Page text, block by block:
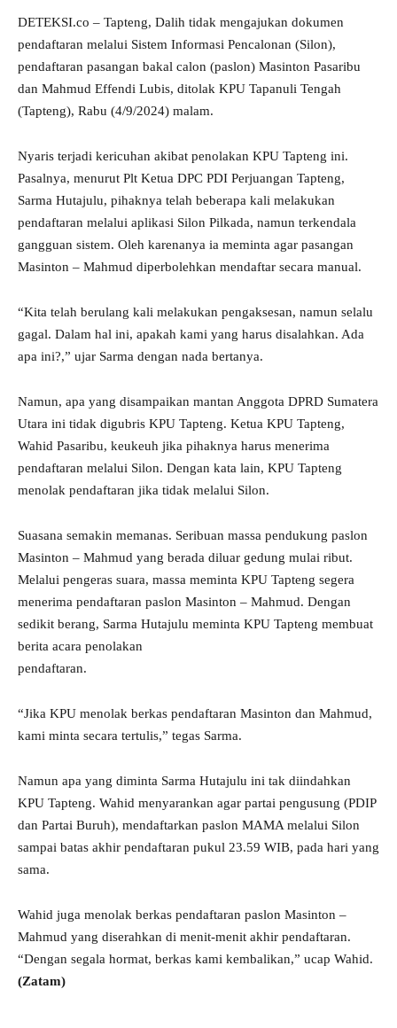
DETEKSI.co – Tapteng, Dalih tidak mengajukan dokumen
pendaftaran melalui Sistem Informasi Pencalonan (Silon),
pendaftaran pasangan bakal calon (paslon) Masinton Pasaribu
dan Mahmud Effendi Lubis, ditolak KPU Tapanuli Tengah
(Tapteng), Rabu (4/9/2024) malam.
Nyaris terjadi kericuhan akibat penolakan KPU Tapteng ini.
Pasalnya, menurut Plt Ketua DPC PDI Perjuangan Tapteng,
Sarma Hutajulu, pihaknya telah beberapa kali melakukan
pendaftaran melalui aplikasi Silon Pilkada, namun terkendala
gangguan sistem. Oleh karenanya ia meminta agar pasangan
Masinton – Mahmud diperbolehkan mendaftar secara manual.
“Kita telah berulang kali melakukan pengaksesan, namun selalu
gagal. Dalam hal ini, apakah kami yang harus disalahkan. Ada
apa ini?,” ujar Sarma dengan nada bertanya.
Namun, apa yang disampaikan mantan Anggota DPRD Sumatera
Utara ini tidak digubris KPU Tapteng. Ketua KPU Tapteng,
Wahid Pasaribu, keukeuh jika pihaknya harus menerima
pendaftaran melalui Silon. Dengan kata lain, KPU Tapteng
menolak pendaftaran jika tidak melalui Silon.
Suasana semakin memanas. Seribuan massa pendukung paslon
Masinton – Mahmud yang berada diluar gedung mulai ribut.
Melalui pengeras suara, massa meminta KPU Tapteng segera
menerima pendaftaran paslon Masinton – Mahmud. Dengan
sedikit berang, Sarma Hutajulu meminta KPU Tapteng membuat
berita acara penolakan
pendaftaran.
“Jika KPU menolak berkas pendaftaran Masinton dan Mahmud,
kami minta secara tertulis,” tegas Sarma.
Namun apa yang diminta Sarma Hutajulu ini tak diindahkan
KPU Tapteng. Wahid menyarankan agar partai pengusung (PDIP
dan Partai Buruh), mendaftarkan paslon MAMA melalui Silon
sampai batas akhir pendaftaran pukul 23.59 WIB, pada hari yang
sama.
Wahid juga menolak berkas pendaftaran paslon Masinton –
Mahmud yang diserahkan di menit-menit akhir pendaftaran.
“Dengan segala hormat, berkas kami kembalikan,” ucap Wahid.
(Zatam)